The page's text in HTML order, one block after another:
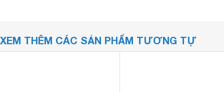
XEM THÊM CÁC SẢN PHẨM TƯƠNG TỰ